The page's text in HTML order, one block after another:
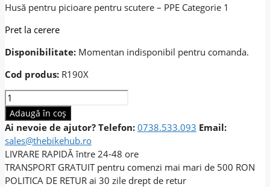
Husă pentru picioare pentru scutere – PPE Categorie 1
Pret la cerere
Disponibilitate: Momentan indisponibil pentru comanda.
Cod produs: R190X
Cantitate
Husă
pentru
picioare
Termoscud®
Adaugă în coș
Ai nevoie de ajutor? Telefon: 0738.533.093 Email:
sales@thebikehub.ro
LIVRARE RAPIDĂ între 24-48 ore
TRANSPORT GRATUIT pentru comenzi mai mari de 500 RON
POLITICA DE RETUR ai 30 zile drept de retur